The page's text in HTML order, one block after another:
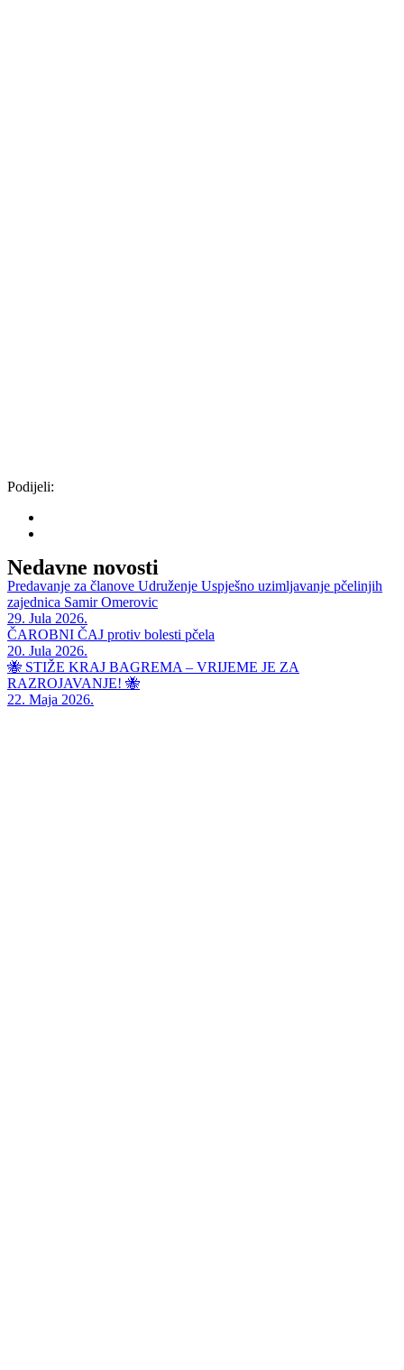
Podijeli:
Nedavne novosti
Predavanje za članove Udruženje Uspješno uzimljavanje pčelinjih
zajednica Samir Omerovic
29. Jula 2026.
ČAROBNI ČAJ protiv bolesti pčela
20. Jula 2026.
🐝 STIŽE KRAJ BAGREMA – VRIJEME JE ZA
RAZROJAVANJE! 🐝
22. Maja 2026.